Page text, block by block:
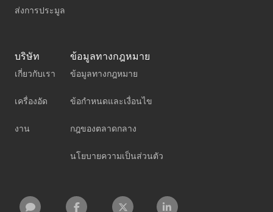
ส่งการประมูล
บริษัท
เกี่ยวกับเรา
เครื่องอัด
งาน
ข้อมูลทางกฎหมาย
ข้อมูลทางกฎหมาย
ข้อกำหนดและเงื่อนไข
กฎของตลาดกลาง
นโยบายความเป็นส่วนตัว